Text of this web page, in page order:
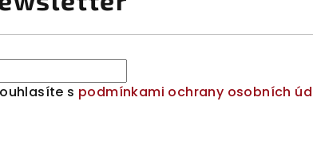
s podmínkami ochrany osobních